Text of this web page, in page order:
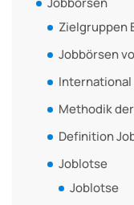
Zielgruppen
Jobbörsen
Methodik
Definition
Joblotse
Joblotse